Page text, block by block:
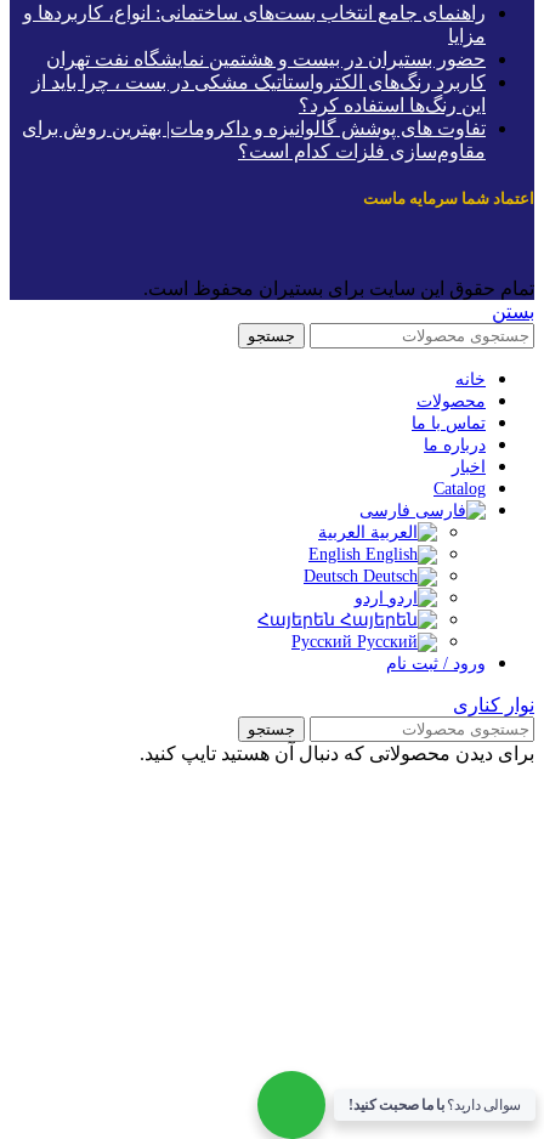
راهنمای جامع انتخاب بست‌های ساختمانی: انواع، کاربردها و
مزایا
حضور بستیران در بیست و هشتمین نمایشگاه نفت تهران
کاربرد رنگ‌های الکترواستاتیک مشکی در بست ، چرا باید از
این رنگ‌ها استفاده کرد؟
تفاوت های پوشش گالوانیزه و داکرومات| بهترین روش برای
مقاوم‌سازی فلزات کدام است؟
شما سرمایه ماست
حقوق این سایت برای بستیران محفوظ است.
جستجو
خانه
محصولات
تماس با ما
درباره ما
اخبار
Catalog
فارسی
العربية
English
Deutsch
اردو
Հայերեն
Русский
ورود / ثبت نام
کناری
جستجو
دیدن محصولاتی که دنبال آن هستید تایپ کنید.
سوالی دارید؟با ما صحبت کنید!